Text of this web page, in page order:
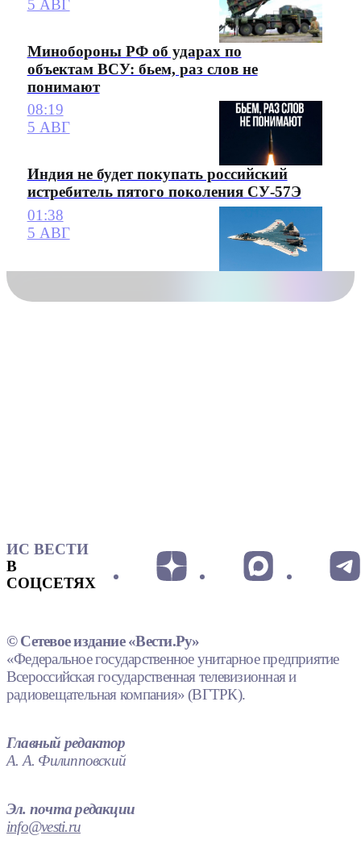
5 АВГ
Минобороны РФ об ударах по
объектам ВСУ: бьем, раз слов не
понимают
08:19
5 АВГ
Индия не будет покупать российский
истребитель пятого поколения СУ-57Э
01:38
5 АВГ
ИС ВЕСТИ
В
СОЦСЕТЯХ
© Сетевое издание «Вести.Ру»
«Федеральное государственное унитарное предприятие
Всероссийская государственная телевизионная и
радиовещательная компания» (ВГТРК).
Главный редактор
А. А. Филипповский
Эл. почта редакции
info@vesti.ru